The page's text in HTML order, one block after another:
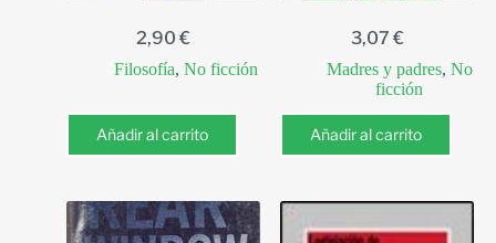
2,90 €
Filosofía, No ficción
Añadir al carrito
3,07 €
Madres y padres, No
ficción
Añadir al carrito